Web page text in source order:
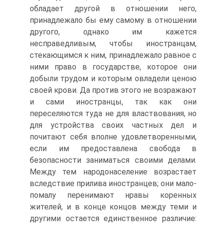
обладает другой в отношении него,
принадлежало бы ему самому в отношении
другого, однако им кажется
несправедливым, чтобы иностранцам,
стекающимся к ним, принадлежало равное с
ними право в государстве, которое они
добыли трудом и которым овладели ценою
своей крови. Да против этого не возражают
и сами иностранцы, так как они
переселяются туда не для властвования, но
для устройства своих частных дел и
почитают себя вполне удовлетворенными,
если им предоставлена свобода в
безопасности заниматься своими делами.
Между тем народонаселение возрастает
вследствие прилива иностранцев; они мало-
помалу перенимают нравы коренных
жителей, и в конце концов между теми и
другими остается единственное различие: